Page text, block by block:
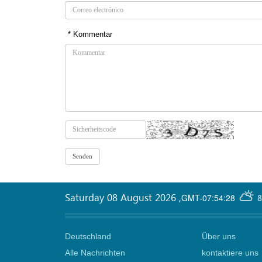
* Kommentar
GMT-07:54:28
Saturday 08 August 2026 ,
Deutschland
Alle Nachrichten
Über uns
kontaktiere uns